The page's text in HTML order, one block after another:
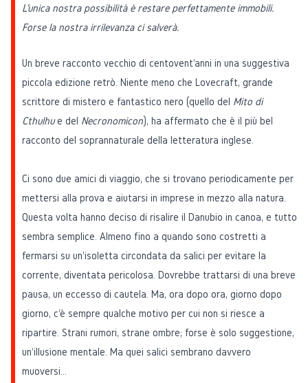
L'unica nostra possibilità è restare perfettamente immobili.
Forse la nostra irrilevanza ci salverà.
Un breve racconto vecchio di centovent'anni in una suggestiva
piccola edizione retrò. Niente meno che Lovecraft, grande
scrittore di mistero e fantastico nero (quello del Mito di
Cthulhue del Necronomicon), ha affermato che è il più bel
racconto del soprannaturale della letteratura inglese.
Ci sono due amici di viaggio, che si trovano periodicamente per
mettersi alla prova e aiutarsi in imprese in mezzo alla natura.
Questa volta hanno deciso di risalire il Danubio in canoa, e tutto
sembra semplice. Almeno fino a quando sono costretti a
fermarsi su un'isoletta circondata da salici per evitare la
corrente, diventata pericolosa. Dovrebbe trattarsi di una breve
pausa, un eccesso di cautela. Ma, ora dopo ora, giorno dopo
giorno, c'è sempre qualche motivo per cui non si riesce a
ripartire. Strani rumori, strane ombre; forse è solo suggestione,
un'illusione mentale. Ma quei salici sembrano davvero
muoversi…